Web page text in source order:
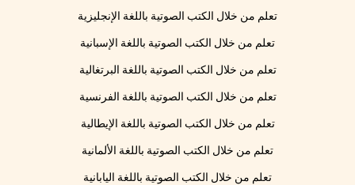
تعلم من خلال الكتب الصوتية باللغة الإنجليزية
تعلم من خلال الكتب الصوتية باللغة الإسبانية
تعلم من خلال الكتب الصوتية باللغة البرتغالية
تعلم من خلال الكتب الصوتية باللغة الفرنسية
تعلم من خلال الكتب الصوتية باللغة الإيطالية
تعلم من خلال الكتب الصوتية باللغة الألمانية
تعلم من خلال الكتب الصوتية باللغة اليابانية